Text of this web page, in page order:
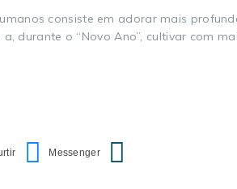
consiste em adorar mais
durante o “Novo Ano”, cultivar com